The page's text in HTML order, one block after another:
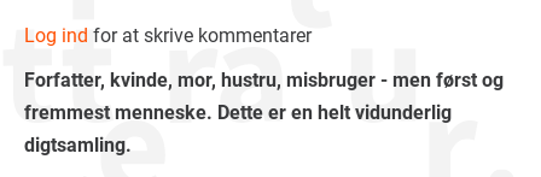
Log ind for at skrive kommentarer
Forfatter, kvinde, mor, hustru, misbruger - men først og
fremmest menneske. Dette er en helt vidunderlig
digtsamling.